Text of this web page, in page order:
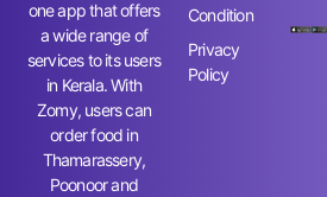
one app that offers
a wide range of
services to its users
in Kerala. With
Zomy, users can
order food in
Thamarassery,
Poonoor and
Condition
Privacy
Policy